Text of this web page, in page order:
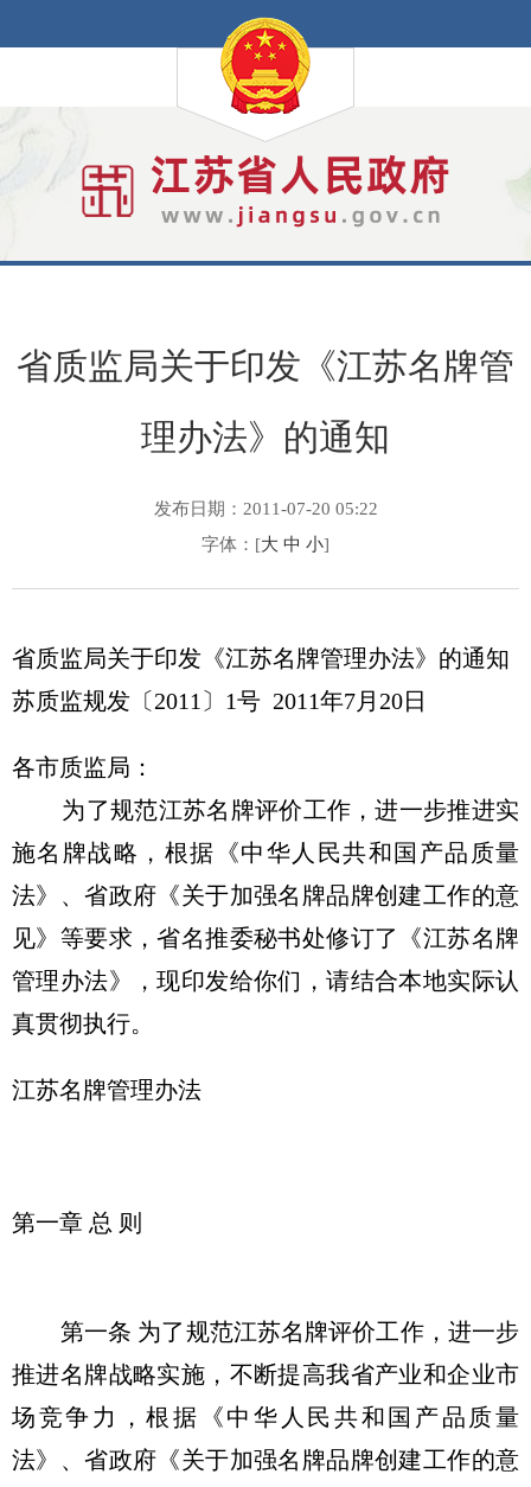
省质监局关于印发《江苏名牌管
理办法》的通知
发布日期：2011-07-20 05:22
字体：[大 中 小]
省质监局关于印发《江苏名牌管理办法》的通知
苏质监规发〔2011〕1号 2011年7月20日
各市质监局：
为了规范江苏名牌评价工作，进一步推进实
施名牌战略，根据《中华人民共和国产品质量
法》、省政府《关于加强名牌品牌创建工作的意
见》等要求，省名推委秘书处修订了《江苏名牌
管理办法》，现印发给你们，请结合本地实际认
真贯彻执行。
江苏名牌管理办法
第一章 总 则
第一条 为了规范江苏名牌评价工作，进一步
推进名牌战略实施，不断提高我省产业和企业市
场竞争力，根据《中华人民共和国产品质量
法》、省政府《关于加强名牌品牌创建工作的意